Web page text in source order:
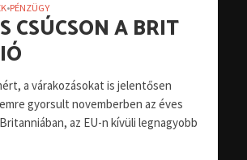
•PÉNZÜGY
CSÚCSON A BRIT
a várakozásokat is jelentősen
gyorsult novemberben az éves
az EU-n kívüli legnagyobb